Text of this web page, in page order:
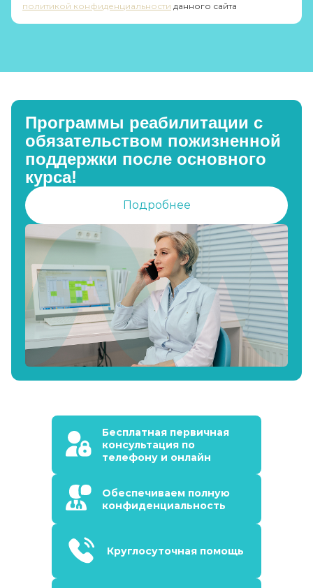
политикой конфиденциальности данного сайта
Программы реабилитации с
обязательством пожизненной
поддержки после основного
курса!
Подробнее
Бесплатная первичная
консультация по
телефону и онлайн
Обеспечиваем полную
конфиденциальность
Круглосуточная помощь